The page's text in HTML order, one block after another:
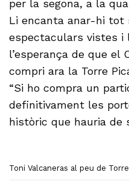
per la segona, a la
Li encanta anar-hi tot
espectaculars vistes i
l’esperança de que el
compri ara la Torre
“Si ho compra un
definitivament les
històric que hauria de
Toni Valcaneras al peu de